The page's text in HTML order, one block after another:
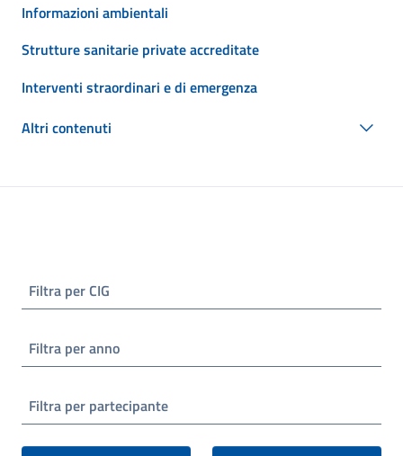
Informazioni ambientali
Strutture sanitarie private accreditate
Interventi straordinari e di emergenza
Altri contenuti
Filtra per CIG
Filtra per anno
Filtra per partecipante